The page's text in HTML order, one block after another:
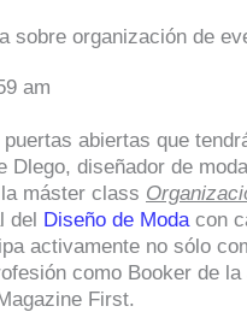
sobre organización de
am
abiertas que
Dlego, diseñador de
máster class
del Diseño de Moda con
activamente no sólo
como Booker de
First.